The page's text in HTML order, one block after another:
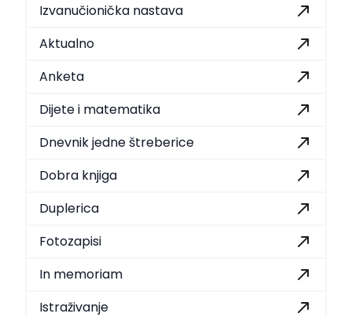
Izvanučionička nastava
Aktualno
Anketa
Dijete i matematika
Dnevnik jedne štreberice
Dobra knjiga
Duplerica
Fotozapisi
In memoriam
Istraživanje